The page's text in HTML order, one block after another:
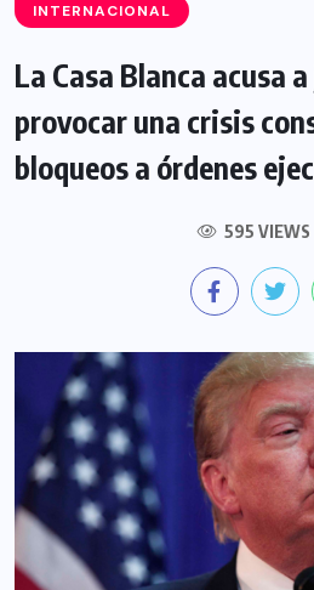
INTERNACIONAL
La Casa Blanca acusa
provocar una crisis
bloqueos a órdenes
595 VIEWS